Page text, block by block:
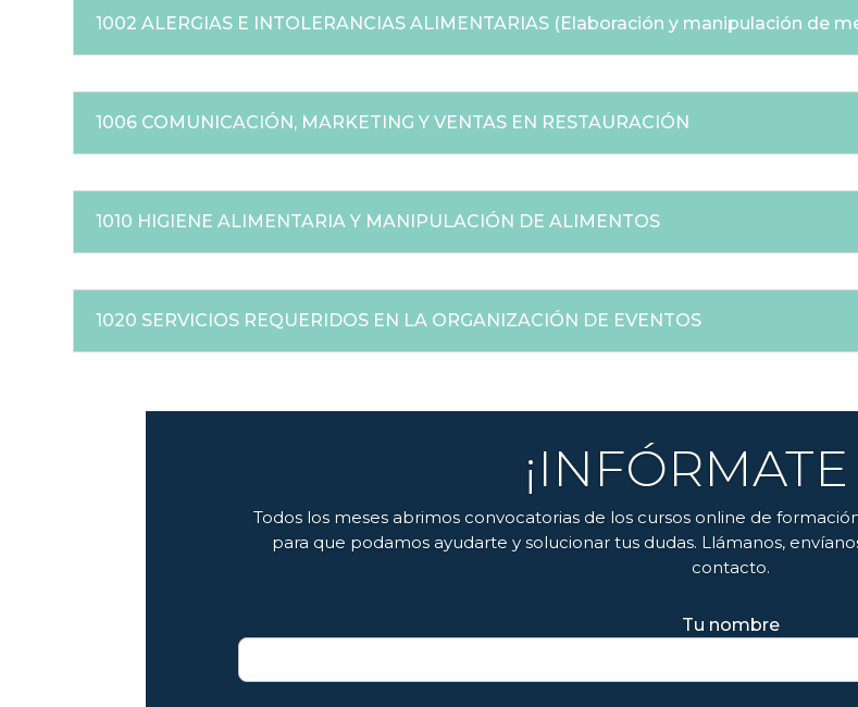
1002 ALERGIAS E INTOLERANCIAS ALIMENTARIAS (Elaboración y manipulación de
1006 COMUNICACIÓN, MARKETING Y VENTAS EN RESTAURACIÓN
1010 HIGIENE ALIMENTARIA Y MANIPULACIÓN DE ALIMENTOS
1020 SERVICIOS REQUERIDOS EN LA ORGANIZACIÓN DE EVENTOS
¡INFÓRMATE
Todos los meses abrimos convocatorias de los cursos online de
para que podamos ayudarte y solucionar tus dudas. Llámanos,
contacto.
Tu nombre